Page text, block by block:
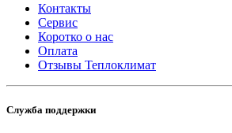
Контакты
Сервис
Коротко о нас
Оплата
Отзывы Теплоклимат
Служба поддержки